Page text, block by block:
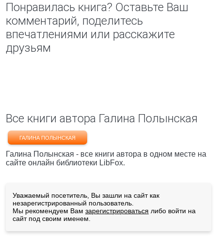
Понравилась книга? Оставьте Ваш
комментарий, поделитесь
впечатлениями или расскажите
друзьям
Все книги автора Галина Полынская
ГАЛИНА ПОЛЫНСКАЯ
Галина Полынская - все книги автора в одном месте на
сайте онлайн библиотеки LibFox.
Уважаемый посетитель, Вы зашли на сайт как
незарегистрированный пользователь.
Мы рекомендуем Вам зарегистрироваться либо войти на
сайт под своим именем.